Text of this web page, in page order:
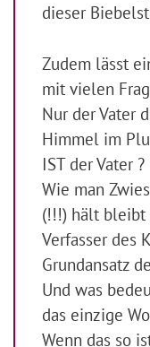
dieser
Zudem lässt
mit vielen
Nur der Vater
Himmel im
IST der Vater
Wie man
(!!!) hält bleibt
Verfasser des
Grundansatz
Und was
das einzige
Wenn das so